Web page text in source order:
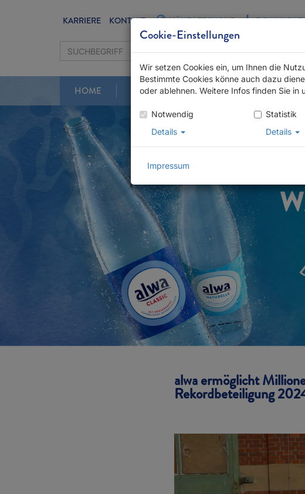
KARRIERE KONTAKT HÄNDLERSUCHE
HOME GLÜCKSZEIT PRODUKTE
alwa ermöglicht
Rekordbeteiligung
Cookie-Einstellungen
Wir setzen Cookies ein, um Ihnen die
Bestimmte Cookies könne auch dazu
oder ablehnen. Weitere Infos finden Sie in
Notwendig
Details
Statistik
Details
Impressum